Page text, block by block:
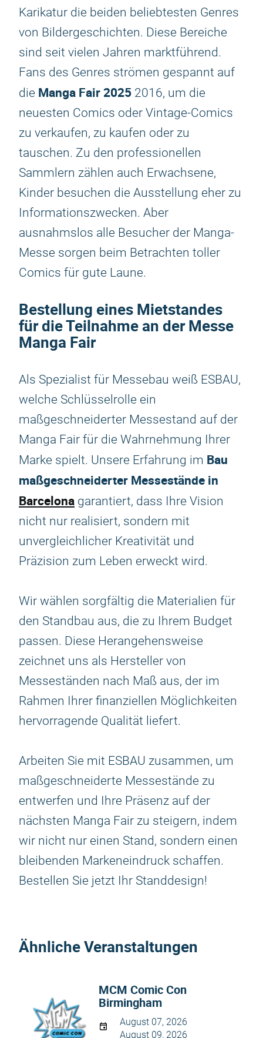
Karikatur die beiden beliebtesten Genres
von Bildergeschichten. Diese Bereiche
sind seit vielen Jahren marktführend.
Fans des Genres strömen gespannt auf
die Manga Fair 2025 2016, um die
neuesten Comics oder Vintage-Comics
zu verkaufen, zu kaufen oder zu
tauschen. Zu den professionellen
Sammlern zählen auch Erwachsene,
Kinder besuchen die Ausstellung eher zu
Informationszwecken. Aber
ausnahmslos alle Besucher der Manga-
Messe sorgen beim Betrachten toller
Comics für gute Laune.
Bestellung eines Mietstandes
für die Teilnahme an der Messe
Manga Fair
Als Spezialist für Messebau weiß ESBAU,
welche Schlüsselrolle ein
maßgeschneiderter Messestand auf der
Manga Fair für die Wahrnehmung Ihrer
Marke spielt. Unsere Erfahrung im Bau
maßgeschneiderter Messestände in
Barcelona garantiert, dass Ihre Vision
nicht nur realisiert, sondern mit
unvergleichlicher Kreativität und
Präzision zum Leben erweckt wird.
Wir wählen sorgfältig die Materialien für
den Standbau aus, die zu Ihrem Budget
passen. Diese Herangehensweise
zeichnet uns als Hersteller von
Messeständen nach Maß aus, der im
Rahmen Ihrer finanziellen Möglichkeiten
hervorragende Qualität liefert.
Arbeiten Sie mit ESBAU zusammen, um
maßgeschneiderte Messestände zu
entwerfen und Ihre Präsenz auf der
nächsten Manga Fair zu steigern, indem
wir nicht nur einen Stand, sondern einen
bleibenden Markeneindruck schaffen.
Bestellen Sie jetzt Ihr Standdesign!
Ähnliche Veranstaltungen
MCM Comic Con
Birmingham
August 07, 2026
August 09, 2026